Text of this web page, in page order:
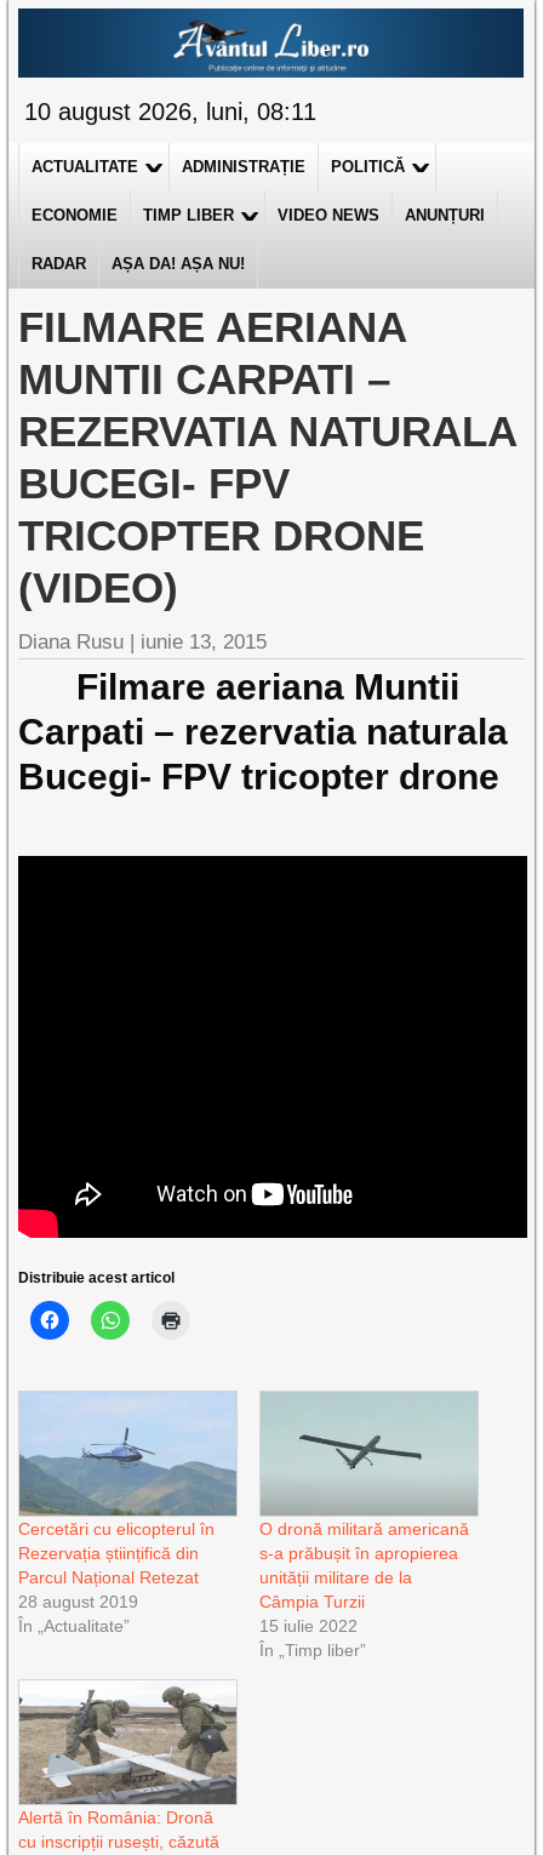
10 august 2026, luni, 08:11
ACTUALITATE ADMINISTRAȚIE POLITICĂ
ECONOMIE TIMP LIBER VIDEO NEWS ANUNȚURI
RADAR AȘA DA! AȘA NU!
FILMARE AERIANA
MUNTII CARPATI –
REZERVATIA NATURALA
BUCEGI- FPV
TRICOPTER DRONE
(VIDEO)
Diana Rusu | iunie 13, 2015
Filmare aeriana Muntii
Carpati – rezervatia naturala
Bucegi- FPV tricopter drone
Distribuie acest articol
Cercetări cu elicopterul în
Rezervația științifică din
Parcul Național Retezat
28 august 2019
În „Actualitate”
O dronă militară americană
s-a prăbușit în apropierea
unității militare de la
Câmpia Turzii
15 iulie 2022
În „Timp liber”
Alertă în România: Dronă
cu inscripții rusești, căzută